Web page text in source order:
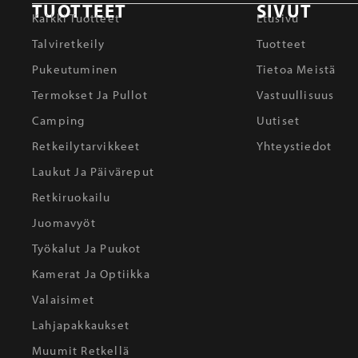
TUOTTEET
Kaikki Tuotteet
Talviretkeily
Pukeutuminen
Termokset Ja Pullot
Camping
Retkeilytarvikkeet
Laukut Ja Päiväreput
Retkiruokailu
Juomavyöt
Työkalut Ja Puukot
Kamerat Ja Optiikka
Valaisimet
Lahjapakkaukset
Muumit Retkellä
SIVUT
Etusivu
Tuotteet
Tietoa Meistä
Vastuullisuus
Uutiset
Yhteystiedot